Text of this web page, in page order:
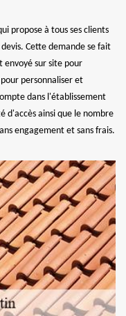
propose à tous ses clients
Cette demande se fait
envoyé sur site pour
personnaliser et
dans l'établissement
d'accès ainsi que le nombre
engagement et sans frais.